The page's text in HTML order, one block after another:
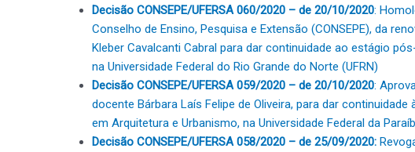
Decisão CONSEPE/UFERSA 060/2020 – de 20/10/2020:
Conselho de Ensino, Pesquisa e Extensão (CONSEPE), da
Kleber Cavalcanti Cabral para dar continuidade ao estágio
na Universidade Federal do Rio Grande do Norte (UFRN)
Decisão CONSEPE/UFERSA 059/2020 – de 20/10/2020:
docente Bárbara Laís Felipe de Oliveira, para dar
em Arquitetura e Urbanismo, na Universidade Federal da
Decisão CONSEPE/UFERSA 058/2020 – de 25/09/2020: